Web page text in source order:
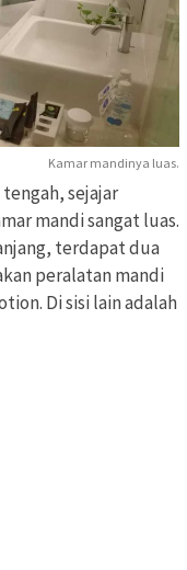
Kamar mandinya luas.
sejajar
mandi sangat luas.
terdapat dua
peralatan mandi
Di sisi lain adalah